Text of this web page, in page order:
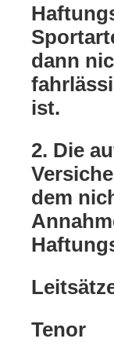
dann
ist.
2. Die
dem
Tenor